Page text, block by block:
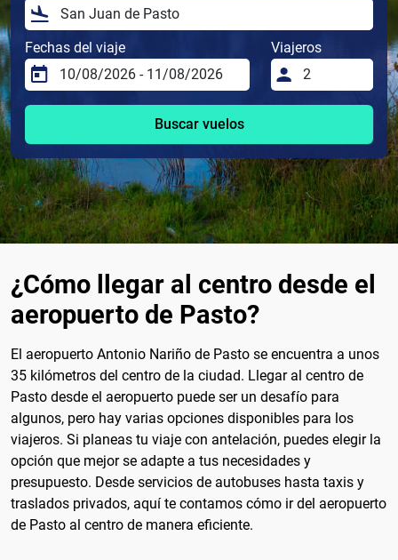
Fechas del viaje Viajeros
Buscar vuelos
¿Cómo llegar al centro desde el
aeropuerto de Pasto?
El aeropuerto Antonio Nariño de Pasto se encuentra a unos
35 kilómetros del centro de la ciudad. Llegar al centro de
Pasto desde el aeropuerto puede ser un desafío para
algunos, pero hay varias opciones disponibles para los
viajeros. Si planeas tu viaje con antelación, puedes elegir la
opción que mejor se adapte a tus necesidades y
presupuesto. Desde servicios de autobuses hasta taxis y
traslados privados, aquí te contamos cómo ir del aeropuerto
de Pasto al centro de manera eficiente.